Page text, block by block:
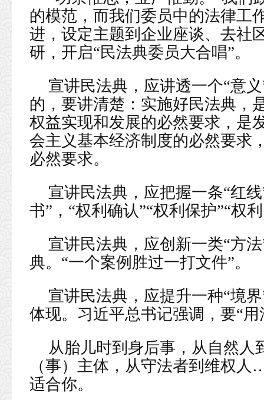
的模范，而我们委员中的法律工
进，设定主题到企业座谈、去社
研，开启“民法典委员大合唱”。
宣讲民法典，应讲透一个“意
的，要讲清楚：实施好民法典，
权益实现和发展的必然要求，是
会主义基本经济制度的必然要求
必然要求。
宣讲民法典，应把握一条“红
书”，“权利确认”“权利保护”“权
宣讲民法典，应创新一类“方
典。“一个案例胜过一打文件”。
宣讲民法典，应提升一种“境
体现。习近平总书记强调，要“
从胎儿时到身后事，从自然人
（事）主体，从守法者到维权
适合你。